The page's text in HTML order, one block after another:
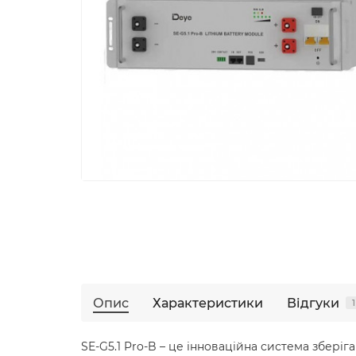
Опис Характеристики Відгуки 1
SE-G5.1 Pro-B – це інноваційна система